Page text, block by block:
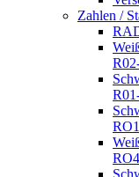
Zahlen /